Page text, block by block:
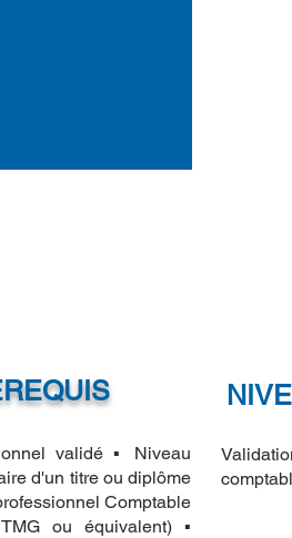
validé ▪ Niveau
d'un titre ou diplôme
Comptable
ou équivalent) ▪